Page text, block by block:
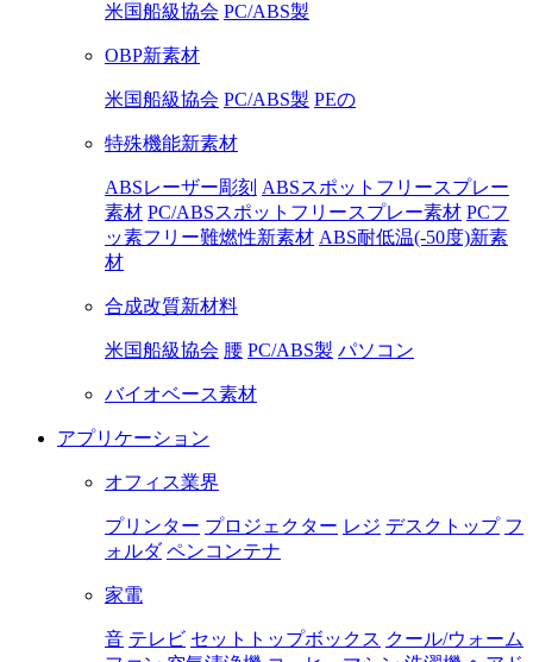
米国船級協会 PC/ABS製
OBP新素材
米国船級協会 PC/ABS製 PEの
特殊機能新素材
ABSレーザー彫刻 ABSスポットフリースプレー
素材 PC/ABSスポットフリースプレー素材 PCフ
ッ素フリー難燃性新素材 ABS耐低温(-50度)新素
材
合成改質新材料
米国船級協会 腰 PC/ABS製 パソコン
バイオベース素材
アプリケーション
オフィス業界
プリンター プロジェクター レジ デスクトップ フ
ォルダ ペンコンテナ
家電
音 テレビ セットトップボックス クール/ウォーム